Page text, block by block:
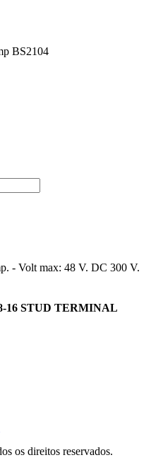
BS2104
- Volt max: 48 V. DC 300 V.
16 STUD TERMINAL
os direitos reservados.